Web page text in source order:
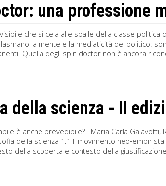
una professione
che si cela alle spalle della classe
la mente e la mediaticità del politico:
Quella degli spin doctor non è ancora
della scienza - II
è anche prevedibile? Maria Carla
della scienza 1.1 Il movimento neo-
della scoperta e contesto della